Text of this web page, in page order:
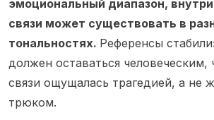
эмоциональный диапазон,
связи может существовать в
тональностях. Референсы
должен оставаться человеческим,
связи ощущалась трагедией, а не
трюком.